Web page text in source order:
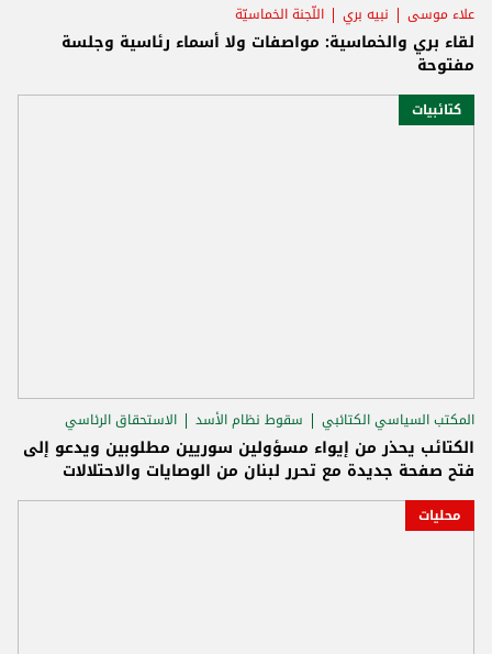
علاء موسى نبيه بري اللّجنة الخماسيّة
لقاء بري والخماسية: مواصفات ولا أسماء رئاسية وجلسة
مفتوحة
كتائبيات
المكتب السياسي الكتائبي سقوط نظام الأسد الاستحقاق الرئاسي
الكتائب يحذر من إيواء مسؤولين سوريين مطلوبين ويدعو إلى
فتح صفحة جديدة مع تحرر لبنان من الوصايات والاحتلالات
محليات